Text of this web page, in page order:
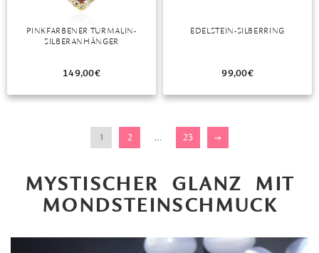
PINKFARBENER TURMALIN-
SILBERANHÄNGER
149,00€
EDELSTEIN-SILBERRING
99,00€
1 2 … 23 →
MYSTISCHER GLANZ MIT
MONDSTEINSCHMUCK